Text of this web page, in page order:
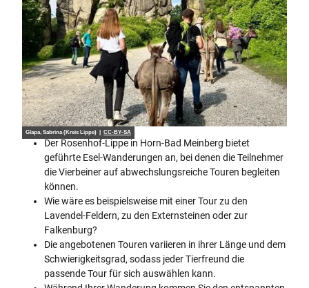
Glapa, Sabrina (Kreis Lippe) | CC-BY-SA
Der Rosenhof-Lippe in Horn-Bad Meinberg bietet
geführte Esel-Wanderungen an, bei denen die Teilnehmer
die Vierbeiner auf abwechslungsreiche Touren begleiten
können.
Wie wäre es beispielsweise mit einer Tour zu den
Lavendel-Feldern, zu den Externsteinen oder zur
Falkenburg?
Die angebotenen Touren variieren in ihrer Länge und dem
Schwierigkeitsgrad, sodass jeder Tierfreund die
passende Tour für sich auswählen kann.